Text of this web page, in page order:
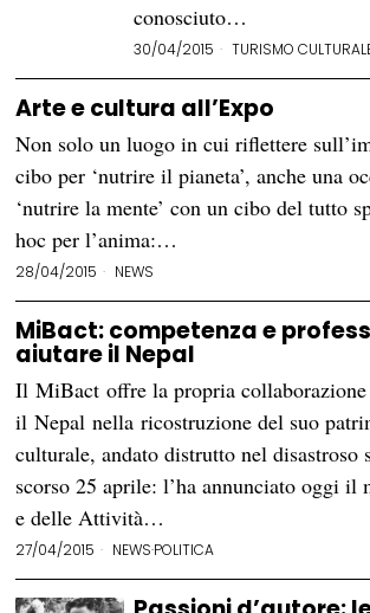
conosciuto…
30/04/2015 TURISMO
Arte e cultura all’Expo
Non solo un luogo in cui riflettere
cibo per ‘nutrire il pianeta’, anche una
‘nutrire la mente’ con un cibo del tutto
hoc per l’anima:…
28/04/2015 NEWS
MiBact: competenza e
aiutare il Nepal
Il MiBact offre la propria collaborazione
il Nepal nella ricostruzione del suo
culturale, andato distrutto nel disastroso
scorso 25 aprile: l’ha annunciato oggi il
e delle Attività…
27/04/2015 NEWS·POLITICA